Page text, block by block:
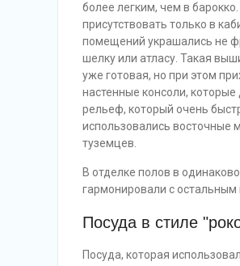
более легким, чем в
присутствовать только в
помещений украшались не
шелку или атласу. Такая
уже готовая, но при этом
настенные консоли,
рельеф, который очень
использовались восточные
туземцев.
В отделке полов в
гармонировали с
Посуда в стиле
Посуда, которая